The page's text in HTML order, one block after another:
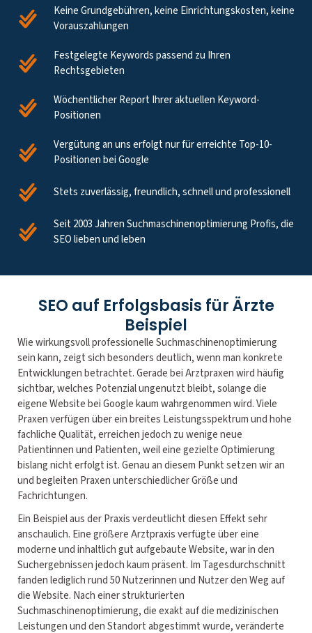
Keine Grundgebühren, keine Einrichtungskosten, keine
Vorauszahlungen
Festgelegte Keywords passend zu Ihren
Rechtsgebieten
Wöchentlicher Report Ihrer aktuellen Keyword-
Positionen
Vergütung an uns erfolgt nur für erreichte Top-10-
Positionen bei Google
Stets zuverlässig, freundlich, schnell und professionell
Seit 2003 Jahren Suchmaschinenoptimierung Profis, die
SEO lieben und leben
SEO auf Erfolgsbasis für Ärzte
Beispiel
Wie wirkungsvoll professionelle Suchmaschinenoptimierung
sein kann, zeigt sich besonders deutlich, wenn man konkrete
Entwicklungen betrachtet. Gerade bei Arztpraxen wird häufig
sichtbar, welches Potenzial ungenutzt bleibt, solange die
eigene Website bei Google kaum wahrgenommen wird. Viele
Praxen verfügen über ein breites Leistungsspektrum und hohe
fachliche Qualität, erreichen jedoch zu wenige neue
Patientinnen und Patienten, weil eine gezielte Optimierung
bislang nicht erfolgt ist. Genau an diesem Punkt setzen wir an
und begleiten Praxen unterschiedlicher Größe und
Fachrichtungen.
Ein Beispiel aus der Praxis verdeutlicht diesen Effekt sehr
anschaulich. Eine größere Arztpraxis verfügte über eine
moderne und inhaltlich gut aufgebaute Website, war in den
Suchergebnissen jedoch kaum präsent. Im Tagesdurchschnitt
fanden lediglich rund 50 Nutzerinnen und Nutzer den Weg auf
die Website. Nach einer strukturierten
Suchmaschinenoptimierung, die exakt auf die medizinischen
Leistungen und den Standort abgestimmt wurde, veränderte